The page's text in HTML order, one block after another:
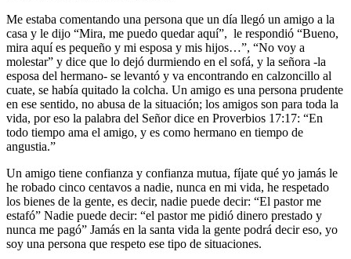
Me estaba comentando una persona que un día llegó un amigo a la
casa y le dijo “Mira, me puedo quedar aquí”, le respondió “Bueno,
mira aquí es pequeño y mi esposa y mis hijos…”, “No voy a
molestar” y dice que lo dejó durmiendo en el sofá, y la señora -la
esposa del hermano- se levantó y va encontrando en calzoncillo al
cuate, se había quitado la colcha. Un amigo es una persona prudente
en ese sentido, no abusa de la situación; los amigos son para toda la
vida, por eso la palabra del Señor dice en Proverbios 17:17: “En
todo tiempo ama el amigo, y es como hermano en tiempo de
angustia.”
Un amigo tiene confianza y confianza mutua, fíjate qué yo jamás le
he robado cinco centavos a nadie, nunca en mi vida, he respetado
los bienes de la gente, es decir, nadie puede decir: “El pastor me
estafó” Nadie puede decir: “el pastor me pidió dinero prestado y
nunca me pagó” Jamás en la santa vida la gente podrá decir eso, yo
soy una persona que respeto ese tipo de situaciones.